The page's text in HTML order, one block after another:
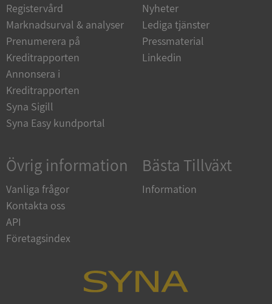
Registervård
Marknadsurval & analyser
Prenumerera på
Kreditrapporten
Annonsera i
Kreditrapporten
Syna Sigill
Syna Easy kundportal
Nyheter
Lediga tjänster
Pressmaterial
Linkedin
Övrig information
Vanliga frågor
Kontakta oss
API
Företagsindex
Bästa Tillväxt
Information
_GRECAPTCHA
Google LLC
www.google.com
Corporation